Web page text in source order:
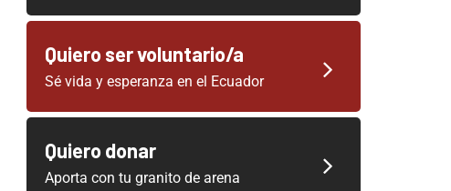
Quiero ser voluntario/a
Sé vida y esperanza en el Ecuador
Quiero donar
Aporta con tu granito de arena